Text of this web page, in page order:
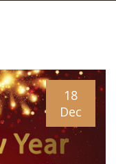
18
Dec